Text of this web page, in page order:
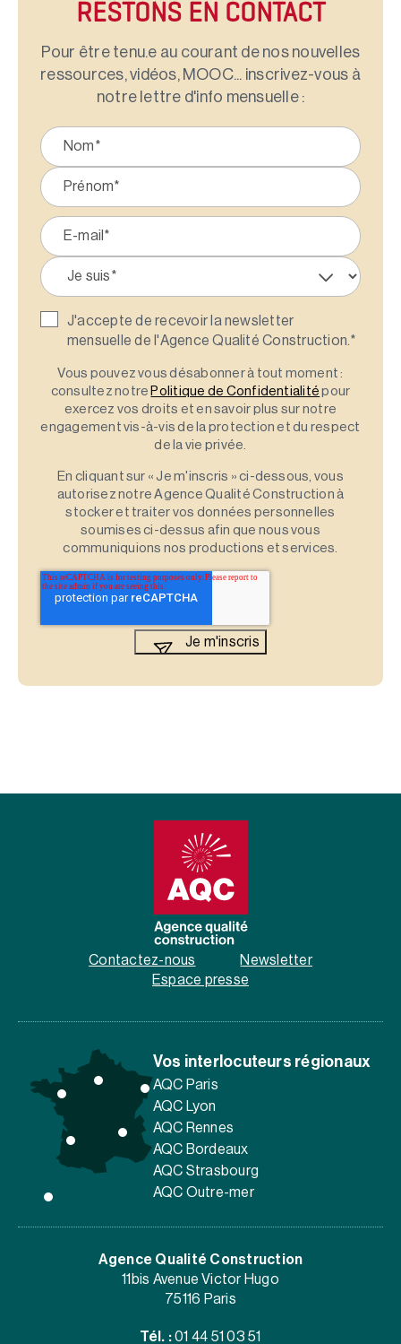
RESTONS EN CONTACT
Pour être tenu.e au courant de nos nouvelles
ressources, vidéos, MOOC... inscrivez-vous à
notre lettre d'info mensuelle :
J'accepte de recevoir la newsletter
mensuelle de l'Agence Qualité Construction.*
Vous pouvez vous désabonner à tout moment :
consultez notre Politique de Confidentialité pour
exercez vos droits et en savoir plus sur notre
engagement vis-à-vis de la protection et du respect
de la vie privée.
En cliquant sur « Je m'inscris » ci-dessous, vous
autorisez notre Agence Qualité Construction à
stocker et traiter vos données personnelles
soumises ci-dessus afin que nous vous
communiquions nos productions et services.
Contactez-nous
Newsletter
Espace presse
Vos interlocuteurs régionaux
AQC Paris
AQC Lyon
AQC Rennes
AQC Bordeaux
AQC Strasbourg
AQC Outre-mer
Agence Qualité Construction
11bis Avenue Victor Hugo
75116 Paris
Tél. : 01 44 51 03 51